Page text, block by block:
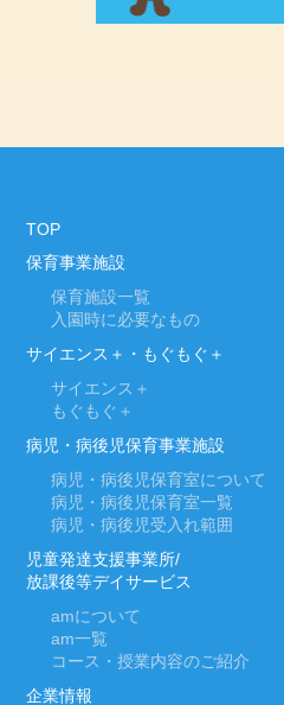
TOP
保育事業施設
保育施設一覧
入園時に必要なもの
サイエンス＋・もぐもぐ＋
サイエンス＋
もぐもぐ＋
病児・病後児保育事業施設
病児・病後児保育室について
病児・病後児保育室一覧
病児・病後児受入れ範囲
児童発達支援事業所/
放課後等デイサービス
amについて
am一覧
コース・授業内容のご紹介
企業情報